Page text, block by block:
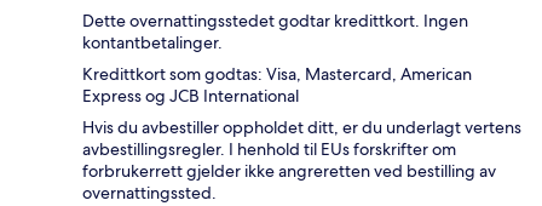
Dette overnattingsstedet godtar kredittkort. Ingen
kontantbetalinger.
Kredittkort som godtas: Visa, Mastercard, American
Express og JCB International
Hvis du avbestiller oppholdet ditt, er du underlagt vertens
avbestillingsregler. I henhold til EUs forskrifter om
forbrukerrett gjelder ikke angreretten ved bestilling av
overnattingssted.